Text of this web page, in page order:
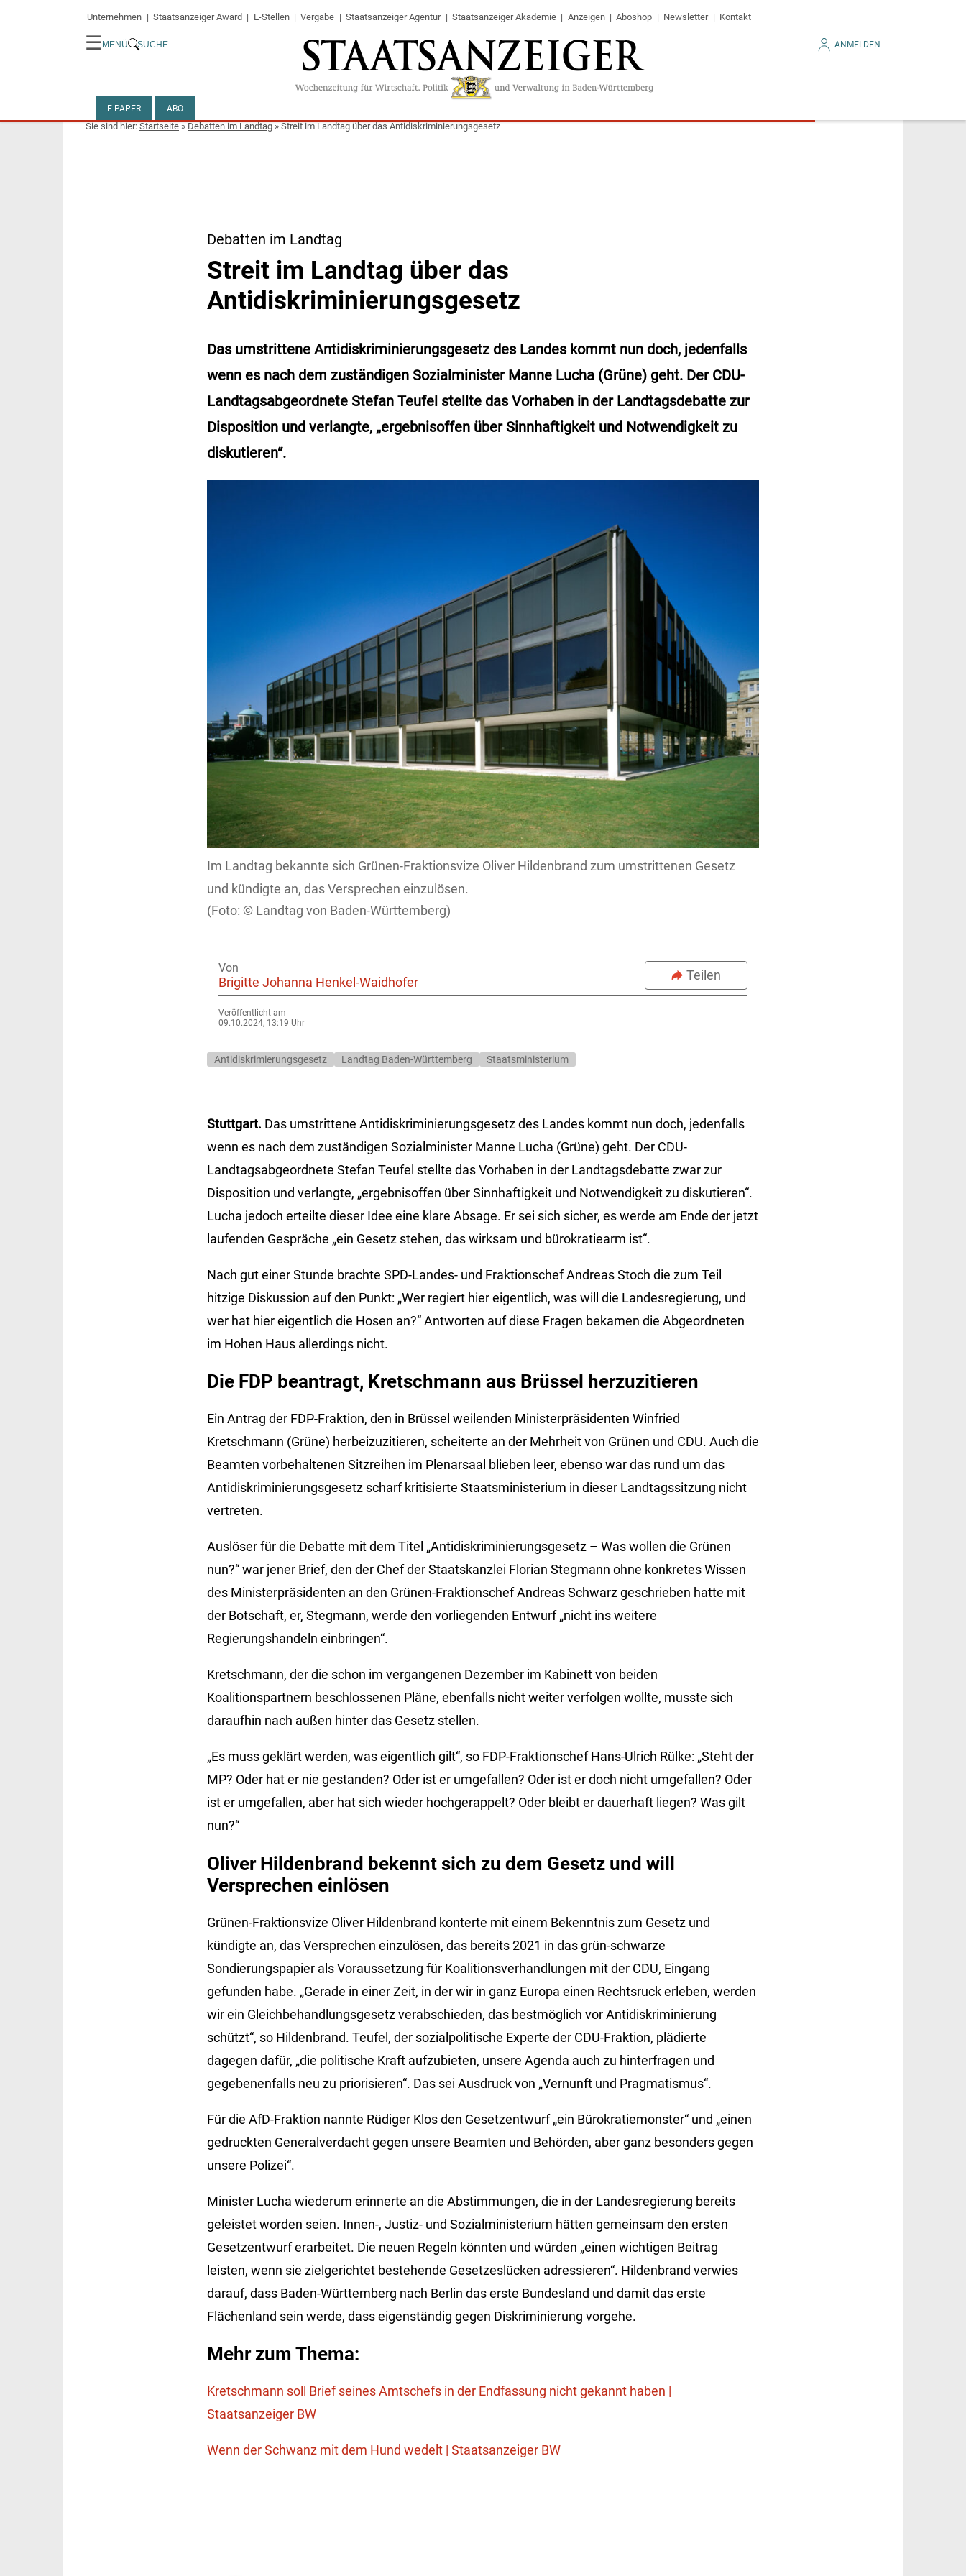
Unternehmen Staatsanzeiger Award E-Stellen Vergabe Staatsanzeiger Agentur Staatsanzeiger Akademie Anzeigen Aboshop Newsletter Kontakt
☰ MENÜ SUCHE ANMELDEN
E-PAPER ABO
Startseite»Debatten im Landtag»Streit im Landtag über das Antidiskriminierungsgesetz
Debatten im Landtag
Streit im Landtag über das
Antidiskriminierungsgesetz
Das umstrittene Antidiskriminierungsgesetz des Landes kommt nun doch, jedenfalls
wenn es nach dem zuständigen Sozialminister Manne Lucha (Grüne) geht. Der CDU-
Landtagsabgeordnete Stefan Teufel stellte das Vorhaben in der Landtagsdebatte zur
Disposition und verlangte, „ergebnisoffen über Sinnhaftigkeit und Notwendigkeit zu
diskutieren“.
Im Landtag bekannte sich Grünen-Fraktionsvize Oliver Hildenbrand zum umstrittenen Gesetz
und kündigte an, das Versprechen einzulösen.
Landtag von Baden-Württemberg)
Von
Brigitte Johanna Henkel-Waidhofer Teilen
Veröffentlicht am
09.10.2024, 13:19 Uhr
Antidiskrimierungsgesetz Landtag Baden-Württemberg Staatsministerium
Stuttgart. Das umstrittene Antidiskriminierungsgesetz des Landes kommt nun doch, jedenfalls
wenn es nach dem zuständigen Sozialminister Manne Lucha (Grüne) geht. Der CDU-
Landtagsabgeordnete Stefan Teufel stellte das Vorhaben in der Landtagsdebatte zwar zur
Disposition und verlangte, „ergebnisoffen über Sinnhaftigkeit und Notwendigkeit zu diskutieren“.
Lucha jedoch erteilte dieser Idee eine klare Absage. Er sei sich sicher, es werde am Ende der jetzt
laufenden Gespräche „ein Gesetz stehen, das wirksam und bürokratiearm ist“.
Nach gut einer Stunde brachte SPD-Landes- und Fraktionschef Andreas Stoch die zum Teil
hitzige Diskussion auf den Punkt: „Wer regiert hier eigentlich, was will die Landesregierung, und
wer hat hier eigentlich die Hosen an?“ Antworten auf diese Fragen bekamen die Abgeordneten
im Hohen Haus allerdings nicht.
Die FDP beantragt, Kretschmann aus Brüssel herzuzitieren
Ein Antrag der FDP-Fraktion, den in Brüssel weilenden Ministerpräsidenten Winfried
Kretschmann (Grüne) herbeizuzitieren, scheiterte an der Mehrheit von Grünen und CDU. Auch die
Beamten vorbehaltenen Sitzreihen im Plenarsaal blieben leer, ebenso war das rund um das
Antidiskriminierungsgesetz scharf kritisierte Staatsministerium in dieser Landtagssitzung nicht
vertreten.
Auslöser für die Debatte mit dem Titel „Antidiskriminierungsgesetz – Was wollen die Grünen
nun?“ war jener Brief, den der Chef der Staatskanzlei Florian Stegmann ohne konkretes Wissen
des Ministerpräsidenten an den Grünen-Fraktionschef Andreas Schwarz geschrieben hatte mit
der Botschaft, er, Stegmann, werde den vorliegenden Entwurf „nicht ins weitere
Regierungshandeln einbringen“.
Kretschmann, der die schon im vergangenen Dezember im Kabinett von beiden
Koalitionspartnern beschlossenen Pläne, ebenfalls nicht weiter verfolgen wollte, musste sich
daraufhin nach außen hinter das Gesetz stellen.
„Es muss geklärt werden, was eigentlich gilt“, so FDP-Fraktionschef Hans-Ulrich Rülke: „Steht der
MP? Oder hat er nie gestanden? Oder ist er umgefallen? Oder ist er doch nicht umgefallen? Oder
ist er umgefallen, aber hat sich wieder hochgerappelt? Oder bleibt er dauerhaft liegen? Was gilt
nun?“
Oliver Hildenbrand bekennt sich zu dem Gesetz und will
Versprechen einlösen
Grünen-Fraktionsvize Oliver Hildenbrand konterte mit einem Bekenntnis zum Gesetz und
kündigte an, das Versprechen einzulösen, das bereits 2021 in das grün-schwarze
Sondierungspapier als Voraussetzung für Koalitionsverhandlungen mit der CDU, Eingang
gefunden habe. „Gerade in einer Zeit, in der wir in ganz Europa einen Rechtsruck erleben, werden
wir ein Gleichbehandlungsgesetz verabschieden, das bestmöglich vor Antidiskriminierung
schützt“, so Hildenbrand. Teufel, der sozialpolitische Experte der CDU-Fraktion, plädierte
dagegen dafür, „die politische Kraft aufzubieten, unsere Agenda auch zu hinterfragen und
gegebenenfalls neu zu priorisieren“. Das sei Ausdruck von „Vernunft und Pragmatismus“.
Für die AfD-Fraktion nannte Rüdiger Klos den Gesetzentwurf „ein Bürokratiemonster“ und „einen
gedruckten Generalverdacht gegen unsere Beamten und Behörden, aber ganz besonders gegen
unsere Polizei“.
Minister Lucha wiederum erinnerte an die Abstimmungen, die in der Landesregierung bereits
geleistet worden seien. Innen-, Justiz- und Sozialministerium hätten gemeinsam den ersten
Gesetzentwurf erarbeitet. Die neuen Regeln könnten und würden „einen wichtigen Beitrag
leisten, wenn sie zielgerichtet bestehende Gesetzeslücken adressieren“. Hildenbrand verwies
darauf, dass Baden-Württemberg nach Berlin das erste Bundesland und damit das erste
Flächenland sein werde, dass eigenständig gegen Diskriminierung vorgehe.
Mehr zum Thema:
Kretschmann soll Brief seines Amtschefs in der Endfassung nicht gekannt haben |
Staatsanzeiger BW
Wenn der Schwanz mit dem Hund wedelt | Staatsanzeiger BW